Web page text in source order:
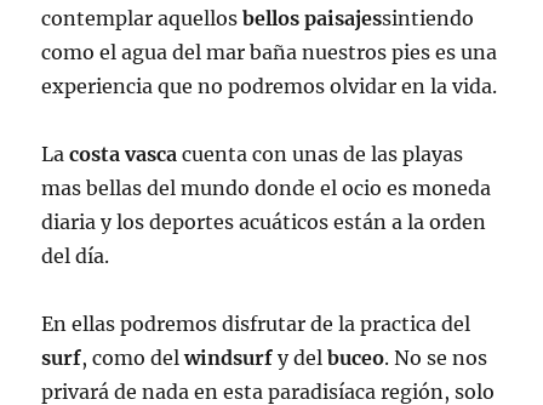
contemplar aquellosbellos paisajessintiendo
como el agua del mar baña nuestros pies es una
experiencia que no podremos olvidar en la vida.
Lacosta vasca cuenta con unas de las playas
mas bellas del mundo donde el ocio es moneda
diaria y los deportes acuáticos están a la orden
del día.
En ellas podremos disfrutar de la practica del
surf, como delwindsurf y delbuceo. No se nos
privará de nada en esta paradisíaca región, solo